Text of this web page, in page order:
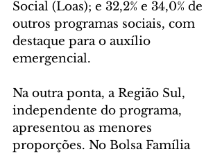
Social (Loas); e 32,2% e 34,0% de
outros programas sociais, com
destaque para o auxílio
emergencial.
Na outra ponta, a Região Sul,
independente do programa,
apresentou as menores
proporções. No Bolsa Família